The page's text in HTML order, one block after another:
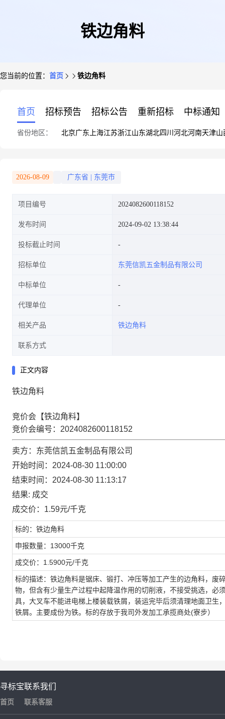
铁边角料
您当前的位置： 首页 铁边角料
首页 招标预告 招标公告 重新招标 中标通知
省份地区： 北京广东 上海江苏浙江山东湖北四川 河北河南天津山
2026-08-09 广东省 东莞市
项目编号 2024082600118152
发布时间 2024-09-02 13:38:44
投标截止时间
招标单位 东莞信凯五金制品有限公司
中标单位
代理单位
相关产品 铁边角料
联系方式
正文内容
铁边角料
竞价会【铁边角料】
竞价会编号：2024082600118152
卖方：东莞信凯五金制品有限公司
开始时间：2024-08-30 11:00:00
结束时间：2024-08-30 11:13:17
结果: 成交
成交价：1.59元/千克
标的：铁边角料
申报数量：13000千克
成交价：1.5900元/千克
标的描述：铁边角料是锯床、锻打、冲压等加工产生的边角料，
物，但含有少量生产过程中起降温作用的切削液，不接受挑选，
具，大叉车不能进电梯上楼装载铁屑，装运完毕后须清理地面卫
铁屑。主要成份为铁。标的存放于我司外发加工承揽商处(寮步）
寻标宝
首页
联系我们
联系客服